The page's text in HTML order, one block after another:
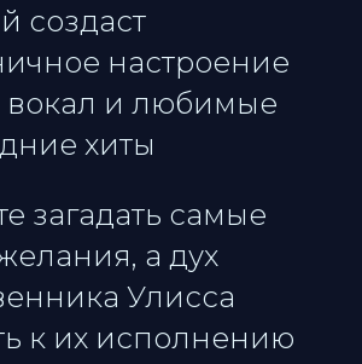
создаст
настроение
и любимые
хиты
загадать самые
а дух
Улисса
к их исполнению